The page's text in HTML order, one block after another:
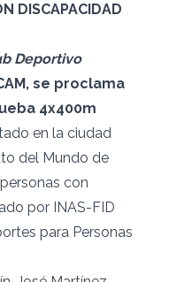
DISCAPACIDAD
Deportivo
se proclama
4x400m
en la ciudad
del Mundo de
con
por INAS-FID
para Personas